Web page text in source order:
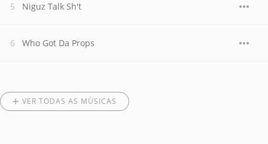
Niguz Talk Sh't
Who Got Da Props
VER TODAS AS MÚSICAS